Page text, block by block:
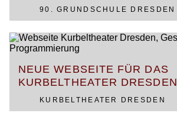
90. GRUNDSCHULE DRESDEN
NEUE WEBSEITE FÜR DAS
KURBELTHEATER DRESDEN
KURBELTHEATER DRESDEN